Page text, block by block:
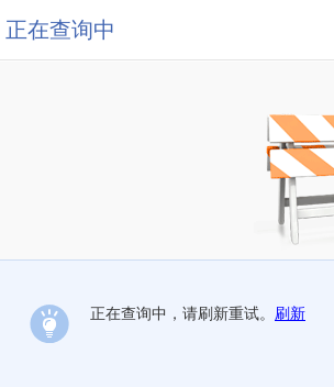
正在查询中
正在查询中，请刷新重试。 刷新